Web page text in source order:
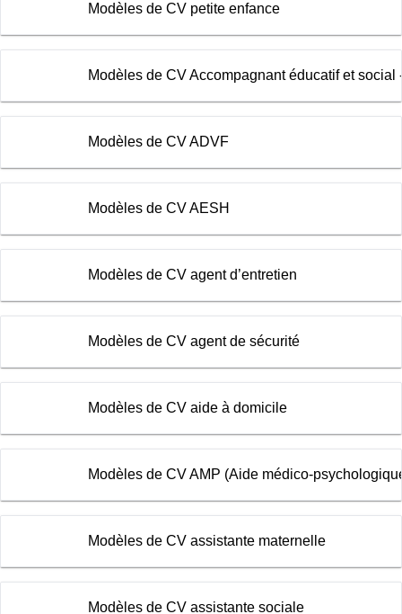
Modèles de CV petite enfance
Modèles de CV Accompagnant éducatif et social
Modèles de CV ADVF
Modèles de CV AESH
Modèles de CV agent d’entretien
Modèles de CV agent de sécurité
Modèles de CV aide à domicile
Modèles de CV AMP (Aide médico-
Modèles de CV assistante maternelle
Modèles de CV assistante sociale